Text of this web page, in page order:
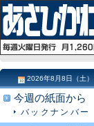
2026年8月8日（土）
今週の紙面から
バックナンバー